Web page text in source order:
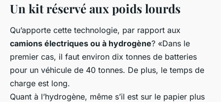
Un kit réservé aux poids lourds
Qu’apporte cette technologie, par rapport aux
camions électriques ou à hydrogène? «Dans le
premier cas, il faut environ dix tonnes de batteries
pour un véhicule de 40 tonnes. De plus, le temps de
charge est long.
Quant à l’hydrogène, même s’il est sur le papier plus